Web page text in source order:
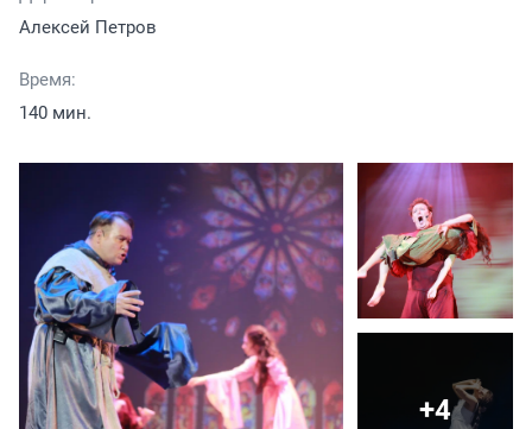
Алексей Петров
Время:
140 мин.
+4